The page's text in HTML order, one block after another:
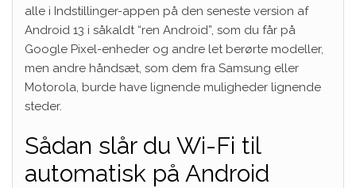
alle i Indstillinger-appen på den seneste version af
Android 13 i såkaldt “ren Android”, som du får på
Google Pixel-enheder og andre let berørte modeller,
men andre håndsæt, som dem fra Samsung eller
Motorola, burde have lignende muligheder lignende
steder.
Sådan slår du Wi-Fi til
automatisk på Android